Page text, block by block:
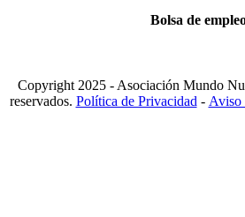
Bolsa de
Copyright 2025 - Asociación Mundo
reservados. Política de Privacidad - Aviso